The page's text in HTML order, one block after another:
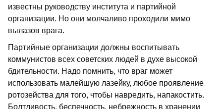
известны руководству института и партийной
организации. Но они молчаливо проходили мимо
вылазов врага.
Партийные организации должны воспитывать
коммунистов всех советских людей в духе высокой
бдительности. Надо помнить, что враг может
использовать малейшую лазейку, любое проявление
ротозейства для того, чтобы навредить, напакостить.
Болтливость, беспечность, небрежность в хранении